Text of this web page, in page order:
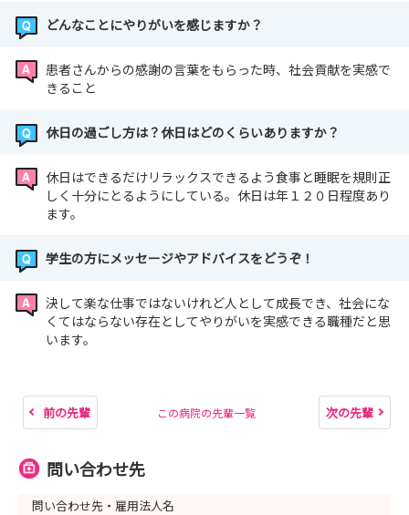
どんなことにやりがいを感じますか？
患者さんからの感謝の言葉をもらった時、社会貢献を実感で
きること
休日の過ごし方は？休日はどのくらいありますか？
休日はできるだけリラックスできるよう食事と睡眠を規則正
しく十分にとるようにしている。休日は年１２０日程度あり
ます。
学生の方にメッセージやアドバイスをどうぞ！
決して楽な仕事ではないけれど人として成長でき、社会にな
くてはならない存在としてやりがいを実感できる職種だと思
います。
前の先輩 この病院の先輩一覧 次の先輩
問い合わせ先
問い合わせ先・雇用法人名